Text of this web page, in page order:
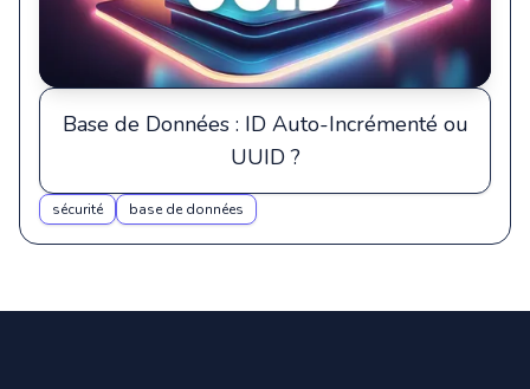
Base de Données : ID Auto-Incrémenté ou
UUID ?
sécurité base de données